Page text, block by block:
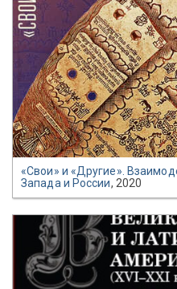
«Свои» и «Другие».
Запада и России, 2020